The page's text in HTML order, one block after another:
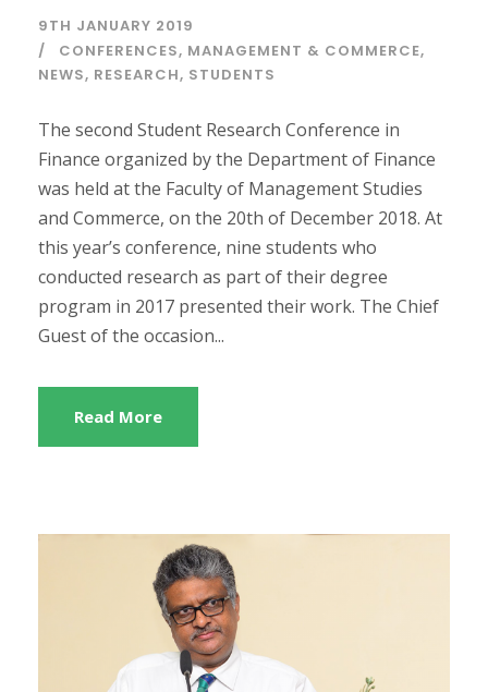
9TH JANUARY 2019
CONFERENCES, MANAGEMENT & COMMERCE,
NEWS, RESEARCH, STUDENTS
The second Student Research Conference in
Finance organized by the Department of Finance
was held at the Faculty of Management Studies
and Commerce, on the 20th of December 2018. At
this year’s conference, nine students who
conducted research as part of their degree
program in 2017 presented their work. The Chief
Guest of the occasion...
Read More